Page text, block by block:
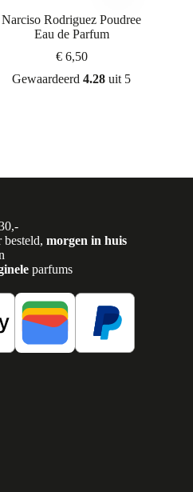
Narciso Rodriguez Poudree
Eau de Parfum
€6,50
Gewaardeerd4.28 uit 5
morgen in huis
parfums